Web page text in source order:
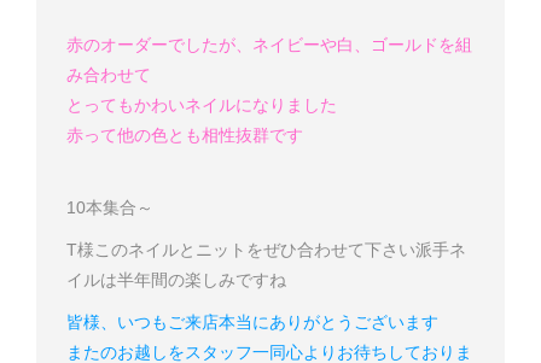
赤のオーダーでしたが、ネイビーや白、ゴールドを組
み合わせて
とってもかわいネイルになりました
赤って他の色とも相性抜群です
10本集合～
T様 このネイルとニットをぜひ合わせて下さい派手ネ
イルは半年間の楽しみですね
皆様、いつもご来店本当にありがとうございます
またのお越しをスタッフ一同心よりお待ちしておりま